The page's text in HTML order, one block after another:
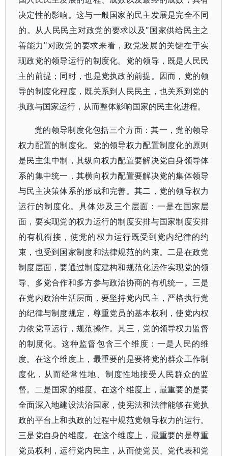
决定性的影响。这与一般国家的民主发展是完全不同
的。从人民民主对政党的要求以及"国家供给民主之
善能力"对政党的要求来看，政党发展的关键在于实
现政党的领导运行的制度化。党的领导，既是人民民
主的前提；同时，也是党执政的前提。因而，党的领
导的制度化程度，既关系到人民民主，也关系到党的
执政与国家运行，从而整体影响国家的民主化进程。
党的领导制度化包括三个方面：其一，党的领导
权力配置的制度化。党的领导权力配置制度化的原则
是民主集中制，其纵向权力配置要解决党自身领导体
系的集中统一，其横向权力配置要解决党的集体领导
与民主决策体系的形成和完善。其二，党的领导权力
运行的制度化。具体涉及三个层面：一是在国家层
面，要实现党的权力运行的制度安排与国家制度安排
的有机衔接，使党的权力运行既受到党内纪律的约
束，也受到国家制度和法律规范的约束。二是在政党
制度层面，要通过制度建构和规范化运作实现党的领
导、多党合作和多方参与政治协商的有机统一。三是
在党内政治生活层面，要坚持党内民主，严格执行党
的纪律与制度规定，尊重党员的基本权利，使党内权
力依党章运行，规范操作。其三，党的领导权力监督
的制度化。这种监督包含三个维度：一是人民的维
度。在这个维度上，最重要的是要将党的群众工作制
度化，从而经常性地、制度性地接受人民群众的监
督。二是国家的维度。在这个维度上，最重要的是要
全面深入地建设法治国家，使宪法和法律能够在党执
政的平台上和执政的过程中规范党领导权力的运行。
三是党自身的维度。在这个维度上，最重要的是尊重
党员权利，运行党内民主，从而使党员、党代表和党